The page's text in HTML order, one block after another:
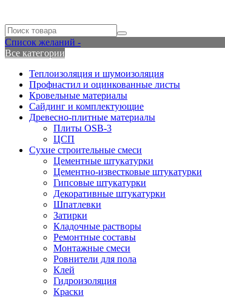
Список желаний -
Все категории
Теплоизоляция и шумоизоляция
Профнастил и оцинкованные листы
Кровельные материалы
Сайдинг и комплектующие
Древесно-плитные материалы
Плиты OSB-3
ЦСП
Сухие строительные смеси
Цементные штукатурки
Цементно-известковые штукатурки
Гипсовые штукатурки
Декоративные штукатурки
Шпатлевки
Затирки
Кладочные растворы
Ремонтные составы
Монтажные смеси
Ровнители для пола
Клей
Гидроизоляция
Краски